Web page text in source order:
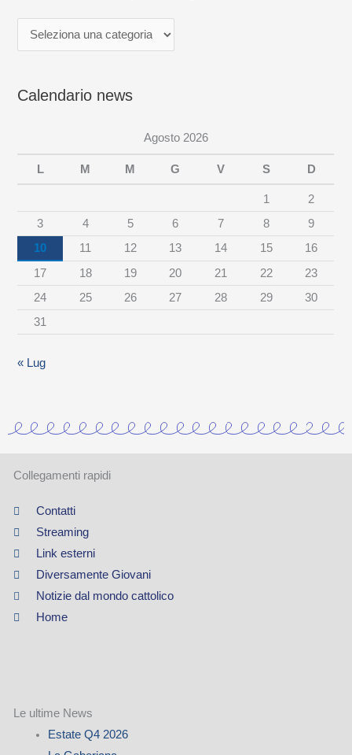
n
w
r
c
i
Calendario news
Agosto 2026
L M M G V S D
1
2
3
4 5 6 7 8
9
10
11 12 13 14 15
16
17
18 19 20 21 22
23
24
25 26 27 28 29
30
31
« Lug
Collegamenti rapidi
Contatti
Streaming
Link esterni
Diversamente Giovani
Notizie dal mondo cattolico
Home
Le ultime News
Estate Q4 2026